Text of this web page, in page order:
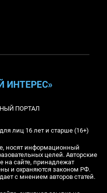
ИНТЕРЕС»
ПОРТАЛ
лиц 16 лет и старше (16+)
носят информационный
целей. Авторские
на сайте, принадлежат
и охраняются законом РФ.
с мнением авторов статей.